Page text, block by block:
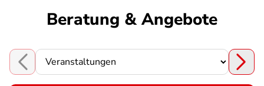
Beratung & Angebote
Choose a section